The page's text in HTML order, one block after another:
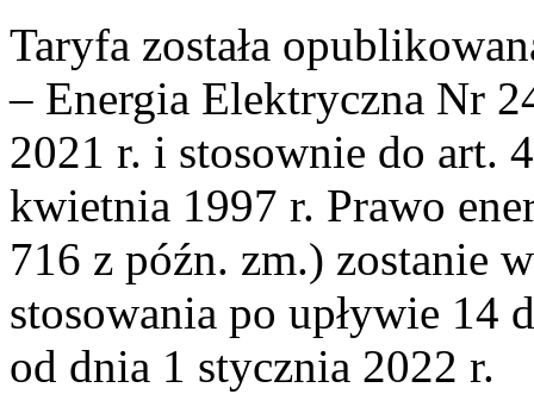
Taryfa została
– Energia Elektryczna Nr
2021 r. i stosownie do art.
kwietnia 1997 r. Prawo
716 z późn. zm.) zostanie
stosowania po upływie
od dnia 1 stycznia 2022 r.